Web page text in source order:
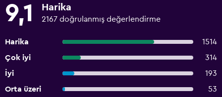
9,1 Harika
2167 doğrulanmış değerlendirme
Harika
1514
Çok iyi
314
İyi
193
Orta üzeri
53